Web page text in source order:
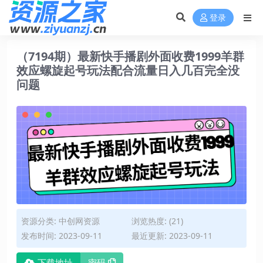
登录
（7194期）最新快手播剧外面收费1999羊群
效应螺旋起号玩法配合流量日入几百完全没
问题
资源分类: 中创网资源
浏览热度: (21)
发布时间: 2023-09-11
最近更新: 2023-09-11